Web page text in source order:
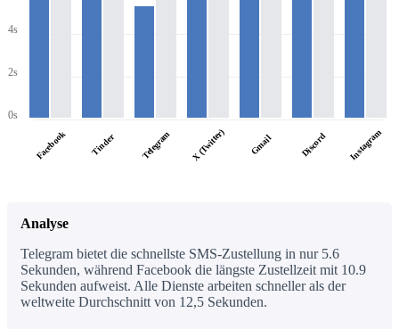
4s
2s
0s
Facebook Tinder Telegram X (Twitter) Gmail Discord Instagram
Analyse
Telegram bietet die schnellste SMS-Zustellung in nur 5.6
Sekunden, während Facebook die längste Zustellzeit mit 10.9
Sekunden aufweist. Alle Dienste arbeiten schneller als der
weltweite Durchschnitt von 12,5 Sekunden.